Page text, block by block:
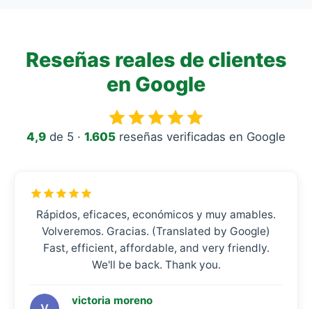
Reseñas reales de clientes
en Google
4,9 de 5 · 1.605 reseñas verificadas en Google
Rápidos, eficaces, económicos y muy amables.
Volveremos. Gracias. (Translated by Google)
Fast, efficient, affordable, and very friendly.
We'll be back. Thank you.
victoria moreno